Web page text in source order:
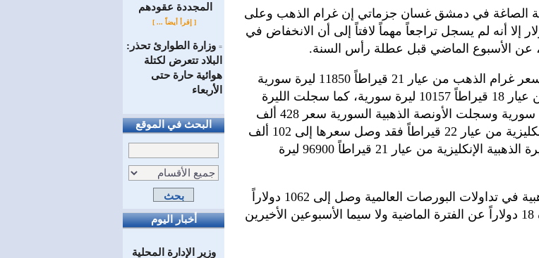
المجددة عقودهم ‏
[ إقرأ أيضاً ... ]
= وزارة الطوارئ تحذر:
البلاد تتعرض لكتلة
هوائية حارة حتى
الأربعاء
البحث في الموقع
أخبار اليوم
وزير الإدارة المحلية
الصاغة في دمشق غسان جزماتي إن غرام الذهب وعلى
إلا أنه لم يسجل تراجعاً مهماً لافتاً إلى أن الانخفاض في
وبحسب جزماتي للثورة فقد بلغ سعر غرام الذهب من عيار 21 قيراطاً 11850 ليرة سورية
في حين بلغ سعر غرام الذهب من عيار 18 قيراطاً 10157 ليرة سورية، كما سجلت الليرة
الذهبية السورية سعر 96900 ليرة سورية وسجلت الأونصة الذهبية السورية سعر 428 ألف
ليرة سورية، أما الليرة الذهبية الإنكليزية من عيار 22 قيراطاً فقد وصل سعرها إلى 102 ألف
ليرة سورية في حين بلغ سعر الليرة الذهبية الإنكليزية من عيار 21 قيراطاً 96900 ليرة
جزماتي أكد أن سعر الأونصة الذهبية في تداولات البورصات العالمية وصل إلى 1062 دولاراً
للأونصة الواحدة بانخفاض مقداره 18 دولاراً عن الفترة الماضية ولا سيما الأسبوعين الأخيرين